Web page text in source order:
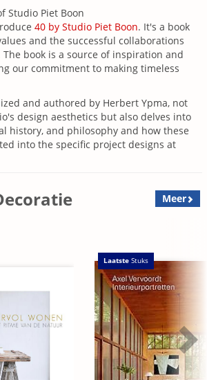
Studio Piet Boon
40 by Studio Piet Boon. It's a book
and the successful collaborations
book is a source of inspiration and
our commitment to making timeless
and authored by Herbert Ypma, not
design aesthetics but also delves into
history, and philosophy and how these
into the specific project designs at
Meer
Laatste Stuks